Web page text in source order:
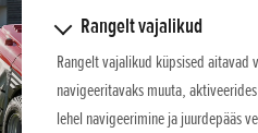
Rangelt vajalikud
Rangelt vajalikud küpsised aitavad
navigeeritavaks muuta,
lehel navigeerimine ja juurdepääs